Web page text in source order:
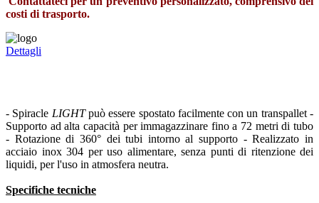
costi di trasporto.
Dettagli
- Spiracle LIGHTpuò essere spostato facilmente con un transpallet -
Supporto ad alta capacità per immagazzinare fino a 72 metri di tubo
- Rotazione di 360° dei tubi intorno al supporto - Realizzato in
acciaio inox 304 per uso alimentare, senza punti di ritenzione dei
liquidi, per l'uso in atmosfera neutra.
Specifiche tecniche